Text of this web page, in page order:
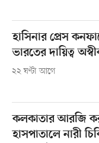
হাসিনার প্রেস
ভারতের দায়িত্ব
২২ ঘণ্টা আগে
কলকাতার আরজি
হাসপাতালে নারী